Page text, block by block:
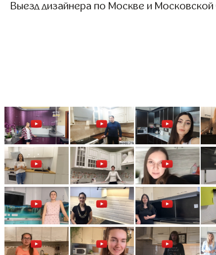
Выезд дизайнера по Москве и